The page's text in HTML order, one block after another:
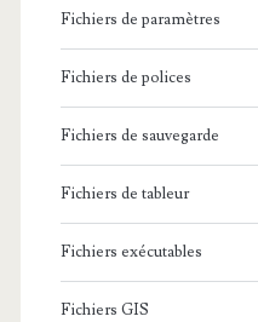
Fichiers de paramètres
Fichiers de polices
Fichiers de sauvegarde
Fichiers de tableur
Fichiers exécutables
Fichiers GIS